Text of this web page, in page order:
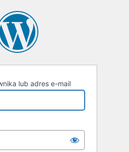
lub adres e-mail